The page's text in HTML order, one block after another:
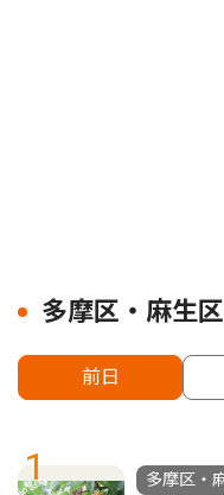
多摩区・麻生
前日
1
多摩区・